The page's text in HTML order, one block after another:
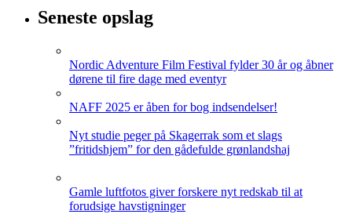
Seneste opslag
Nordic Adventure Film Festival fylder 30 år og åbner
dørene til fire dage med eventyr
NAFF 2025 er åben for bog indsendelser!
Nyt studie peger på Skagerrak som et slags
”fritidshjem” for den gådefulde grønlandshaj
Gamle luftfotos giver forskere nyt redskab til at
forudsige havstigninger